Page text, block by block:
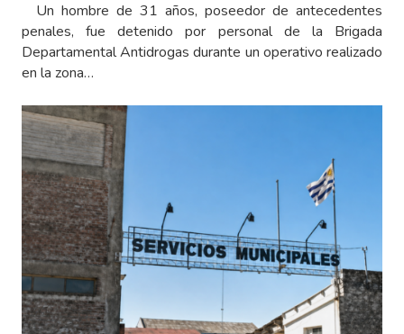
Un hombre de 31 años, poseedor de antecedentes
penales, fue detenido por personal de la Brigada
Departamental Antidrogas durante un operativo realizado
en la zona…